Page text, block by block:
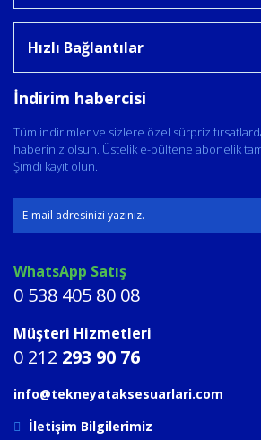
Hızlı Bağlantılar
İndirim habercisi
Tüm indirimler ve sizlere özel sürpriz
haberiniz olsun. Üstelik e-bültene abonelik
Şimdi kayıt olun.
WhatsApp Satış
0 538 405 80 08
Müşteri Hizmetleri
0 212 293 90 76
info@tekneyataksesuarlari.com
İletişim Bilgilerimiz